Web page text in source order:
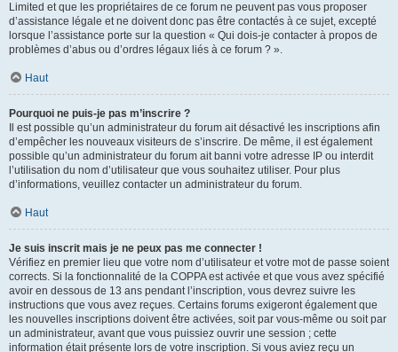
Limited et que les propriétaires de ce forum ne peuvent pas vous proposer
d’assistance légale et ne doivent donc pas être contactés à ce sujet, excepté
lorsque l’assistance porte sur la question « Qui dois-je contacter à propos de
problèmes d’abus ou d’ordres légaux liés à ce forum ? ».
Haut
Pourquoi ne puis-je pas m’inscrire ?
Il est possible qu’un administrateur du forum ait désactivé les inscriptions afin
d’empêcher les nouveaux visiteurs de s’inscrire. De même, il est également
possible qu’un administrateur du forum ait banni votre adresse IP ou interdit
l’utilisation du nom d’utilisateur que vous souhaitez utiliser. Pour plus
d’informations, veuillez contacter un administrateur du forum.
Haut
Je suis inscrit mais je ne peux pas me connecter !
Vérifiez en premier lieu que votre nom d’utilisateur et votre mot de passe soient
corrects. Si la fonctionnalité de la COPPA est activée et que vous avez spécifié
avoir en dessous de 13 ans pendant l’inscription, vous devrez suivre les
instructions que vous avez reçues. Certains forums exigeront également que
les nouvelles inscriptions doivent être activées, soit par vous-même ou soit par
un administrateur, avant que vous puissiez ouvrir une session ; cette
information était présente lors de votre inscription. Si vous aviez reçu un